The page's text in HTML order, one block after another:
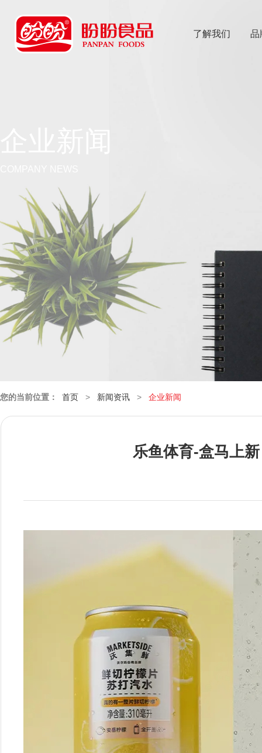
了解我们 品
您的当前位置： 首页 > 新闻资讯 > 企业新闻
乐鱼体育-盒马上